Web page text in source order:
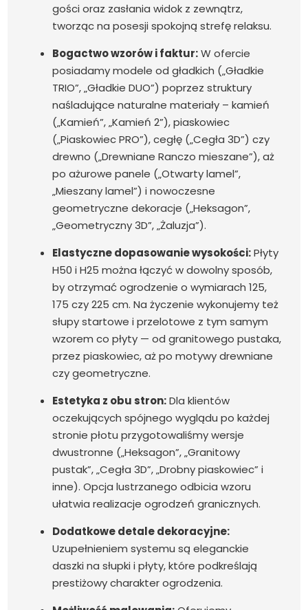
gości oraz zasłania widok z zewnątrz,
tworząc na posesji spokojną strefę relaksu.
Bogactwo wzorów i faktur:W ofercie
posiadamy modele od gładkich („Gładkie
TRIO”, „Gładkie DUO”) poprzez struktury
naśladujące naturalne materiały – kamień
(„Kamień”, „Kamień 2”), piaskowiec
(„Piaskowiec PRO”), cegłę („Cegła 3D”) czy
drewno („Drewniane Ranczo mieszane”), aż
po ażurowe panele („Otwarty lamel”,
„Mieszany lamel”) i nowoczesne
geometryczne dekoracje („Heksagon”,
„Geometryczny 3D”, „Żaluzja”).
Elastyczne dopasowanie wysokości:Płyty
H50 i H25 można łączyć w dowolny sposób,
by otrzymać ogrodzenie o wymiarach 125,
175 czy 225 cm. Na życzenie wykonujemy też
słupy startowe i przelotowe z tym samym
wzorem co płyty — od granitowego pustaka,
przez piaskowiec, aż po motywy drewniane
czy geometryczne.
Estetyka z obu stron:Dla klientów
oczekujących spójnego wyglądu po każdej
stronie płotu przygotowaliśmy wersje
dwustronne („Heksagon”, „Granitowy
pustak”, „Cegła 3D”, „Drobny piaskowiec” i
inne). Opcja lustrzanego odbicia wzoru
ułatwia realizacje ogrodzeń granicznych.
Dodatkowe detale dekoracyjne:
Uzupełnieniem systemu są eleganckie
daszki na słupki i płyty, które podkreślają
prestiżowy charakter ogrodzenia.